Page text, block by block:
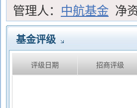
管理人： 中航基金 净
基金评级
评级日期 招商评级